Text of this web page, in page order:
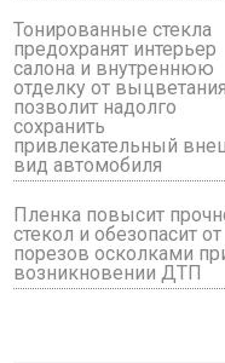
Тонированные стекла
предохранят интерьер
салона и внутреннюю
отделку от
позволит надолго
сохранить
привлекательный
вид автомобиля
Пленка повысит
стекол и обезопасит от
порезов осколками
возникновении ДТП